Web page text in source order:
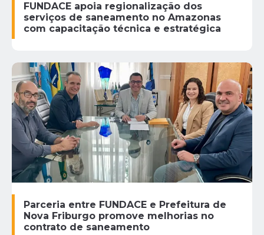
FUNDACE apoia regionalização dos
serviços de saneamento no Amazonas
com capacitação técnica e estratégica
Parceria entre FUNDACE e Prefeitura de
Nova Friburgo promove melhorias no
contrato de saneamento